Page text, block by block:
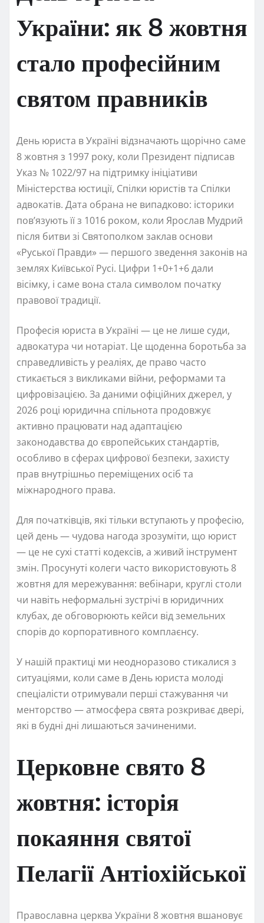
України: як 8 жовтня
стало професійним
святом правників
День юриста в Україні відзначають щорічно саме
8 жовтня з 1997 року, коли Президент підписав
Указ № 1022/97 на підтримку ініціативи
Міністерства юстиції, Спілки юристів та Спілки
адвокатів. Дата обрана не випадково: історики
пов’язують її з 1016 роком, коли Ярослав Мудрий
після битви зі Святополком заклав основи
«Руської Правди» — першого зведення законів на
землях Київської Русі. Цифри 1+0+1+6 дали
вісімку, і саме вона стала символом початку
правової традиції.
Професія юриста в Україні — це не лише суди,
адвокатура чи нотаріат. Це щоденна боротьба за
справедливість у реаліях, де право часто
стикається з викликами війни, реформами та
цифровізацією. За даними офіційних джерел, у
2026 році юридична спільнота продовжує
активно працювати над адаптацією
законодавства до європейських стандартів,
особливо в сферах цифрової безпеки, захисту
прав внутрішньо переміщених осіб та
міжнародного права.
Для початківців, які тільки вступають у професію,
цей день — чудова нагода зрозуміти, що юрист
— це не сухі статті кодексів, а живий інструмент
змін. Просунуті колеги часто використовують 8
жовтня для мережування: вебінари, круглі столи
чи навіть неформальні зустрічі в юридичних
клубах, де обговорюють кейси від земельних
спорів до корпоративного комплаєнсу.
У нашій практиці ми неодноразово стикалися з
ситуаціями, коли саме в День юриста молоді
спеціалісти отримували перші стажування чи
менторство — атмосфера свята розкриває двері,
які в будні дні лишаються зачиненими.
Церковне свято 8
жовтня: історія
покаяння святої
Пелагії Антіохійської
Православна церква України 8 жовтня вшановує